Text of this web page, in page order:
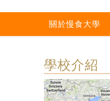
關於慢食大學
學校介紹